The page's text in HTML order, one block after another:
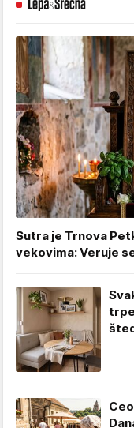
Sutra je Trnova
vekovima: Veruje